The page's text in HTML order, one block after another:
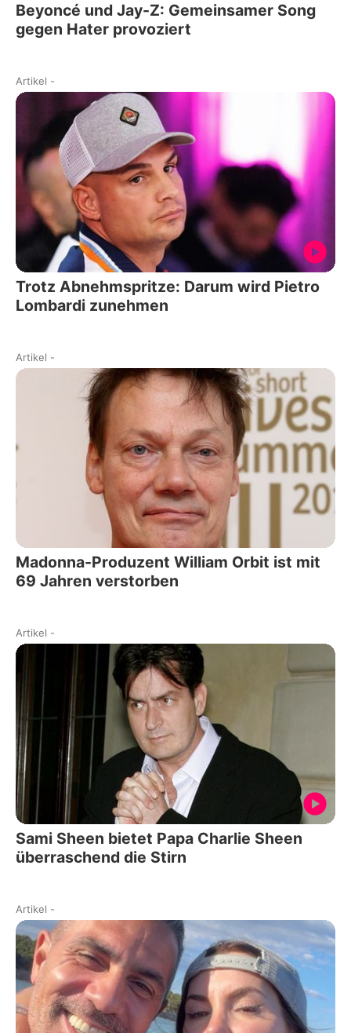
Beyoncé und Jay-Z: Gemeinsamer Song
gegen Hater provoziert
Artikel -
Trotz Abnehmspritze: Darum wird Pietro
Lombardi zunehmen
Artikel -
Madonna-Produzent William Orbit ist mit
69 Jahren verstorben
Artikel -
Sami Sheen bietet Papa Charlie Sheen
überraschend die Stirn
Artikel -